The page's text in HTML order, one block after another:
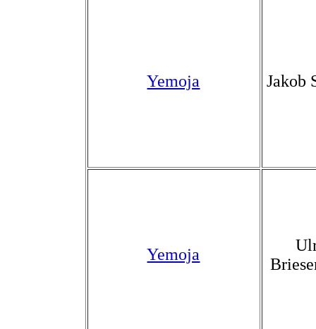
Yemoja Jakob
Yemoja